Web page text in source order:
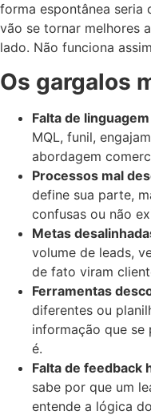
forma espontânea seria
vão se tornar melhores
lado. Não funciona
Os gargalos
Falta de
MQL, funil,
abordagem
Processos mal
define sua parte,
confusas ou não
Metas
volume de leads,
de fato viram
Ferramentas
diferentes ou
informação que se
é.
Falta de feedback
sabe por que um
entende a lógica